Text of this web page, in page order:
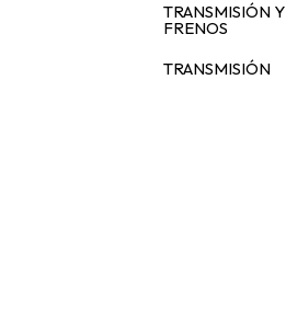
TRANSMISIÓN Y
FRENOS
TRANSMISIÓN